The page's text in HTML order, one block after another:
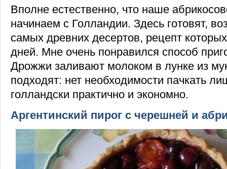
Вполне естественно, что наше
начинаем с Голландии. Здесь готовят,
самых древних десертов, рецепт
дней. Мне очень понравился способ
Дрожжи заливают молоком в лунке из
подходят: нет необходимости пачкать
голландски практично и экономно.
Аргентинский пирог с черешней и